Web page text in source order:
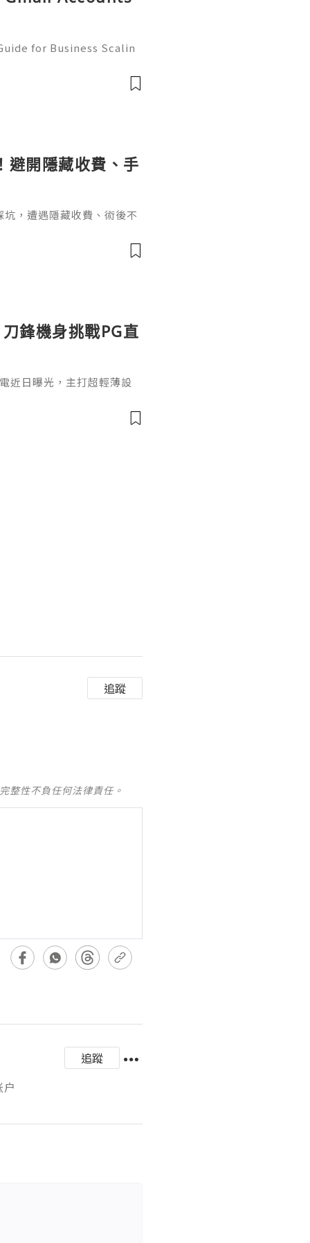
for Business Scalin
避開隱藏收費、手
，遭遇隱藏收費、術後不
、療程、手術風險及售後
鋒機身挑戰PG直
日曝光，主打超輕薄設
也適合搭配PG電子試玩平
ThinkBook Aeroblade採
追蹤
整性不負任何法律責任。
追蹤